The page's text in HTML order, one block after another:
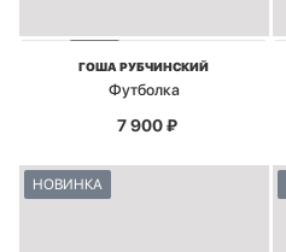
ГОША РУБЧИНСКИЙ
Футболка
7 900₽
НОВИНКА